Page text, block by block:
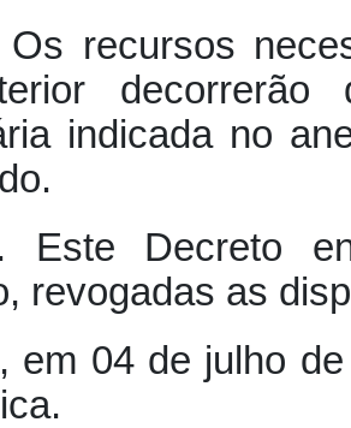
Os recursos
indicada no
Este Decreto
revogadas as
em 04 de julho